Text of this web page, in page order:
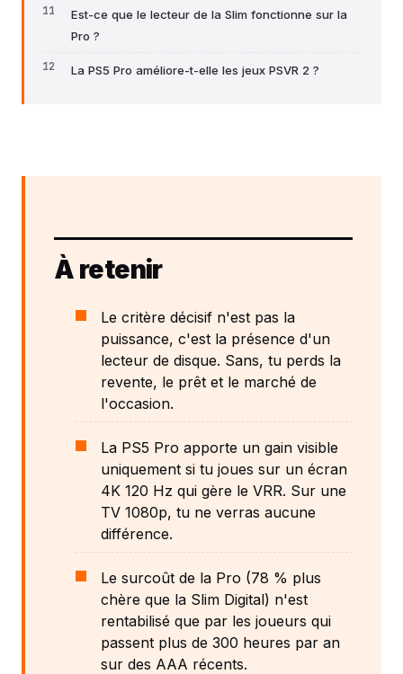
Est-ce que le lecteur de la Slim fonctionne sur la
Pro ?
La PS5 Pro améliore-t-elle les jeux PSVR 2 ?
À retenir
Le critère décisif n'est pas la
puissance, c'est la présence d'un
lecteur de disque. Sans, tu perds la
revente, le prêt et le marché de
l'occasion.
La PS5 Pro apporte un gain visible
uniquement si tu joues sur un écran
4K 120 Hz qui gère le VRR. Sur une
TV 1080p, tu ne verras aucune
différence.
Le surcoût de la Pro (78 % plus
chère que la Slim Digital) n'est
rentabilisé que par les joueurs qui
passent plus de 300 heures par an
sur des AAA récents.